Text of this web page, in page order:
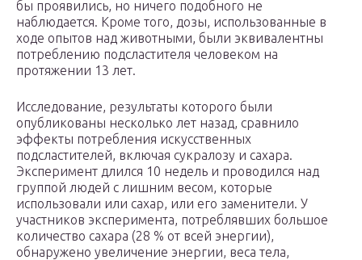
бы проявились, но ничего подобного не
наблюдается. Кроме того, дозы, использованные в
ходе опытов над животными, были эквивалентны
потреблению подсластителя человеком на
протяжении 13 лет.
Исследование, результаты которого были
опубликованы несколько лет назад, сравнило
эффекты потребления искусственных
подсластителей, включая сукралозу и сахара.
Эксперимент длился 10 недель и проводился над
группой людей с лишним весом, которые
использовали или сахар, или его заменители. У
участников эксперимента, потреблявших большое
количество сахара (28 % от всей энергии),
обнаружено увеличение энергии, веса тела,